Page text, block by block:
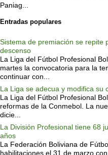
Paniag...
Entradas populares
Sistema de premiación se repite
descenso
La Liga del Fútbol Profesional
martes la convocatoria para la
continuar con...
La Liga se adecua y modifica su
La Liga del Fútbol Profesional
reformas de la Conmebol. La
dicie...
La División Profesional tiene 68
años
La Federación Boliviana de
habilitaciones el 31 de marzo